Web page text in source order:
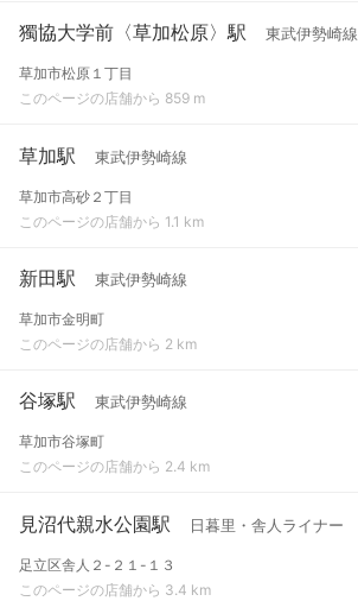
獨協大学前〈草加松原〉駅 東武伊勢崎線
草加市松原１丁目
このページの店舗から 859 m
草加駅 東武伊勢崎線
草加市高砂２丁目
このページの店舗から 1.1 km
新田駅 東武伊勢崎線
草加市金明町
このページの店舗から 2 km
谷塚駅 東武伊勢崎線
草加市谷塚町
このページの店舗から 2.4 km
見沼代親水公園駅 日暮里・舎人ライナー
足立区舎人２-２１-１３
このページの店舗から 3.4 km